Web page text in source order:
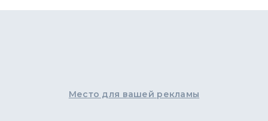
Место для вашей рекламы